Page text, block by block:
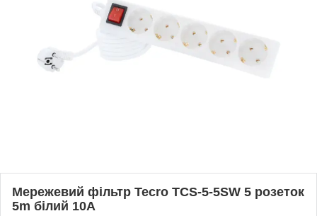
Мережевий фільтр Tecro TCS-5-5SW 5 розеток
5m білий 10A